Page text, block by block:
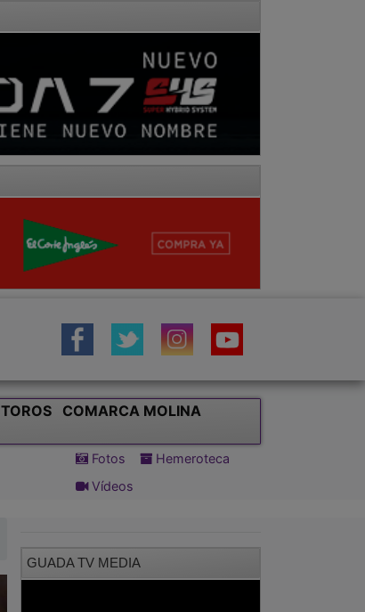
TOROS
COMARCA MOLINA
Fotos
Hemeroteca
Vídeos
GUADA TV MEDIA